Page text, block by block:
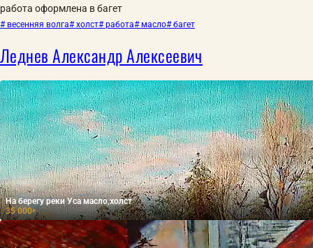
работа оформлена в багет
# весенняя волга# холст# работа# масло# багет
Леднев Александр Алексеевич
На берегу реки Уса масло,холст
35 000₽